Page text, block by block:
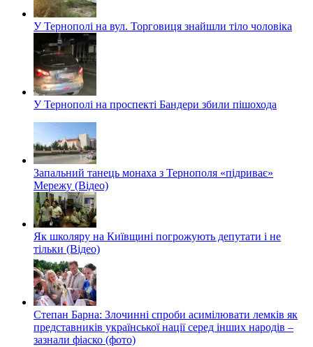
У Тернополі на вул. Торговиця знайшли тіло чоловіка
У Тернополі на проспекті Бандери збили пішохода
Запальний танець монаха з Тернополя «підриває»
Мережу (Відео)
Як школяру на Київщині погрожують депутати і не
тільки (Відео)
Степан Барна: Злочинні спроби асимілювати лемків як
представників української нації серед інших народів –
зазнали фіаско (фото)